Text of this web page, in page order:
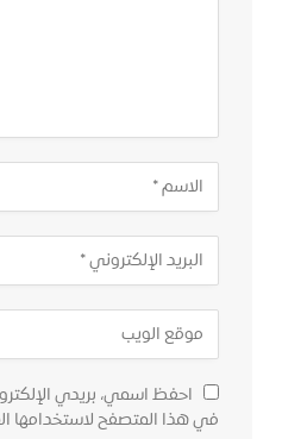
احفظ اسمي، بريدي
في هذا المتصفح لاستخدامها